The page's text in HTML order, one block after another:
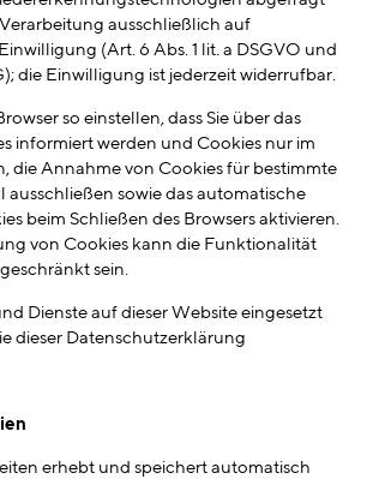
ausschließlich auf
(Art. 6 Abs. 1 lit. a DSGVO und
die Einwilligung ist jederzeit widerrufbar.
so einstellen, dass Sie über das
informiert werden und Cookies nur im
die Annahme von Cookies für bestimmte
ausschließen sowie das automatische
beim Schließen des Browsers aktivieren.
von Cookies kann die Funktionalität
sein.
Dienste auf dieser Website eingesetzt
dieser Datenschutzerklärung
erhebt und speichert automatisch